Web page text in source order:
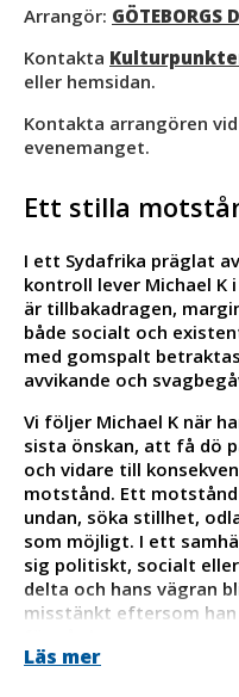
Arrangör: GÖTEBORGS
Kontakta
eller hemsidan.
Kontakta arrangören
evenemanget.
Ett stilla
I ett Sydafrika präglat
kontroll lever Michael K
är tillbakadragen,
både socialt och
med gomspalt
avvikande och
Vi följer Michael K när
sista önskan, att få dö
och vidare till
motstånd. Ett
undan, söka stillhet,
som möjligt. I ett
sig politiskt, socialt
delta och hans vägran
misstänkt eftersom
”botad”.
Läs mer